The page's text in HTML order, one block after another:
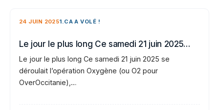
24 JUIN 20251.CA A VOLÉ !
Le jour le plus long Ce samedi 21 juin 2025…
Le jour le plus long Ce samedi 21 juin 2025 se
déroulait l’opération Oxygène (ou O2 pour
OverOccitanie),…